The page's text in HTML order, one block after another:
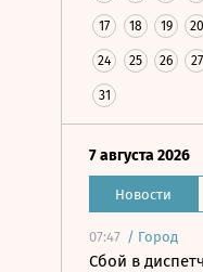
17 18 19 20
24 25 26 27
31
7 августа 2026
Новости
07:47 / Город
Сбой в